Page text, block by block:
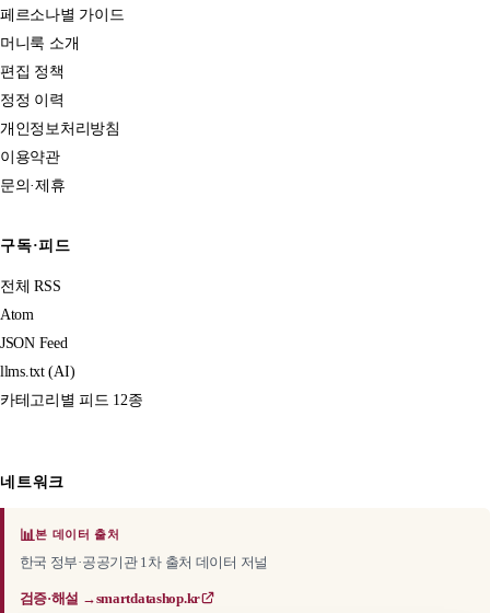
페르소나별 가이드
머니룩 소개
편집 정책
정정 이력
개인정보처리방침
이용약관
문의·제휴
구독·피드
전체 RSS
Atom
JSON Feed
llms.txt (AI)
카테고리별 피드 12종
네트워크
📊본 데이터 출처
한국 정부·공공기관 1차 출처 데이터 저널
검증·해설 →smartdatashop.kr